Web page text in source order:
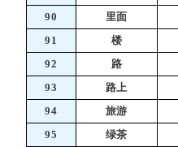
90
里面
91
楼
92
路
93
路上
94
旅游
95
绿茶